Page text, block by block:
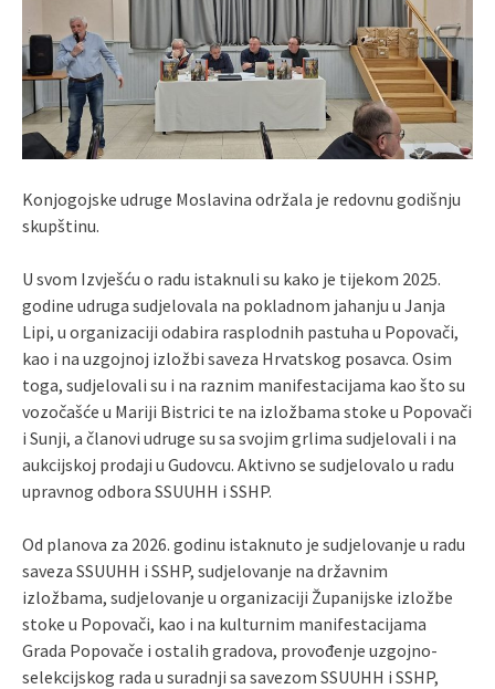
Konjogojske udruge Moslavina održala je redovnu godišnju
skupštinu.
U svom Izvješću o radu istaknuli su kako je tijekom 2025.
godine udruga sudjelovala na pokladnom jahanju u Janja
Lipi, u organizaciji odabira rasplodnih pastuha u Popovači,
kao i na uzgojnoj izložbi saveza Hrvatskog posavca. Osim
toga, sudjelovali su i na raznim manifestacijama kao što su
vozočašće u Mariji Bistrici te na izložbama stoke u Popovači
i Sunji, a članovi udruge su sa svojim grlima sudjelovali i na
aukcijskoj prodaji u Gudovcu. Aktivno se sudjelovalo u radu
upravnog odbora SSUUHH i SSHP.
Od planova za 2026. godinu istaknuto je sudjelovanje u radu
saveza SSUUHH i SSHP, sudjelovanje na državnim
izložbama, sudjelovanje u organizaciji Županijske izložbe
stoke u Popovači, kao i na kulturnim manifestacijama
Grada Popovače i ostalih gradova, provođenje uzgojno-
selekcijskog rada u suradnji sa savezom SSUUHH i SSHP,